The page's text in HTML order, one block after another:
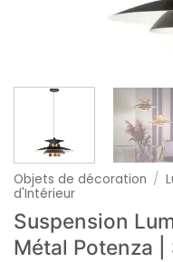
Objets de décoration /
d'Intérieur
Suspension
Métal Potenza